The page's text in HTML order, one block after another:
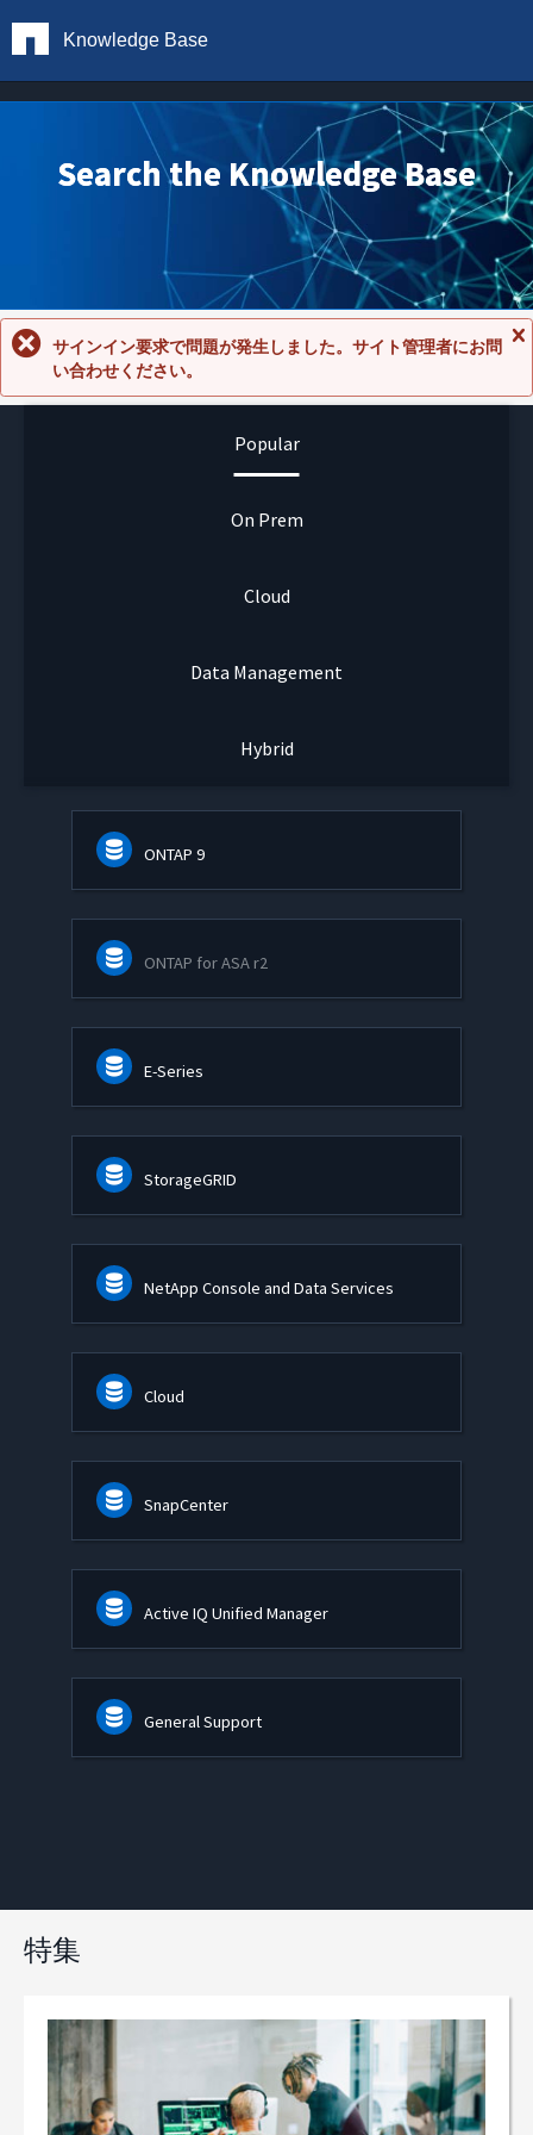
Knowledge Base
Search the Knowledge Base
セ
サインイン要求で問題が発生しました。サイト管理者にお問
い合わせください。
Popular
On Prem
Cloud
Data Management
Hybrid
ONTAP 9
ONTAP for ASA r2
E-Series
StorageGRID
NetApp Console and Data Services
Cloud
SnapCenter
Active IQ Unified Manager
General Support
特集